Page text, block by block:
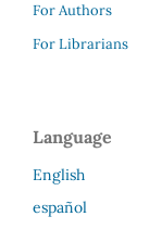
For Authors
For Librarians
Language
English
español